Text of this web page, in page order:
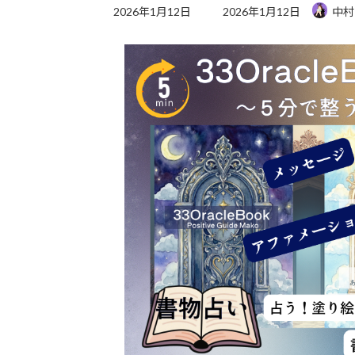
2026年1月12日
最
新
日
時
2026年1月12日 中